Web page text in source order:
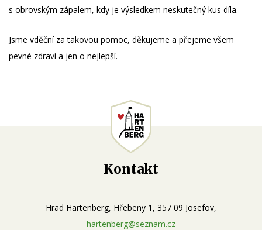
s obrovským zápalem, kdy je výsledkem neskutečný kus díla.
Jsme vděční za takovou pomoc, děkujeme a přejeme všem
pevné zdraví a jen o nejlepší.
Kontakt
Hrad Hartenberg, Hřebeny 1, 357 09 Josefov,
hartenberg@seznam.cz